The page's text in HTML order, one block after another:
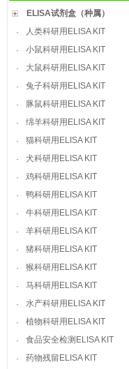
ELISA试剂盒（种属）
·
人类科研用ELISA KIT
·
小鼠科研用ELISA KIT
·
大鼠科研用ELISA KIT
·
兔子科研用ELISA KIT
·
豚鼠科研用ELISA KIT
·
绵羊科研用ELISA KIT
·
猫科研用ELISA KIT
·
犬科研用ELISA KIT
·
鸡科研用ELISA KIT
·
鸭科研用ELISA KIT
·
牛科研用ELISA KIT
·
羊科研用ELISA KIT
·
猪科研用ELISA KIT
·
猴科研用ELISA KIT
·
马科研用ELISA KIT
·
水产科研用ELISA KIT
·
植物科研用ELISA KIT
·
食品安全检测ELISA KIT
·
药物残留ELISA KIT